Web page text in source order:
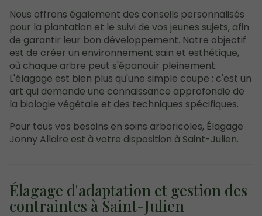
Nous offrons également des conseils personnalisés
pour la plantation et le suivi de vos jeunes sujets, afin
de garantir leur bon développement. Notre objectif
est de créer un environnement sain et esthétique,
où chaque arbre peut s'épanouir pleinement.
L'élagage est bien plus qu'une simple coupe ; c'est un
art qui demande une connaissance approfondie de
la biologie végétale et des techniques spécifiques.
Pour tous vos besoins en soins arboricoles, Élagage
Jonny Allaire est à votre disposition à Saint-Julien.
Élagage d'adaptation et gestion des
contraintes à Saint-Julien